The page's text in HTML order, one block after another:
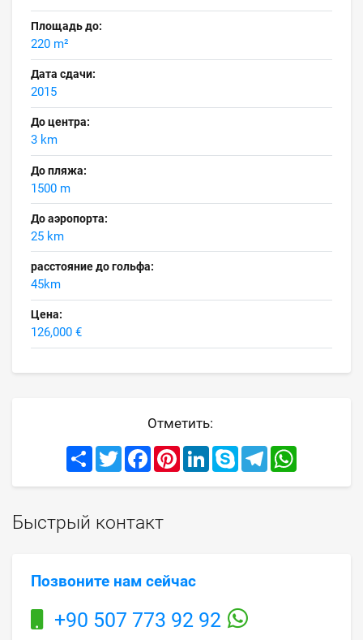
Площадь до:
220 m²
Дата сдачи:
2015
До центра:
3 km
До пляжа:
1500 m
До аэропорта:
25 km
расстояние до гольфа:
45km
Цена:
126,000 €
Отметить:
Share TwitterFacebookPinterestLinkedInSkype Telegram
Быстрый контакт
Позвоните нам сейчас
+90 507 773 92 92